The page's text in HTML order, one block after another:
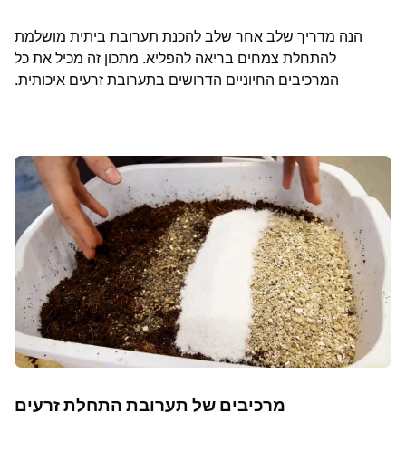
הנה מדריך שלב אחר שלב להכנת תערובת ביתית מושלמת
להתחלת צמחים בריאה להפליא. מתכון זה מכיל את כל
המרכיבים החיוניים הדרושים בתערובת זרעים איכותית.
מרכיבים של תערובת התחלת זרעים